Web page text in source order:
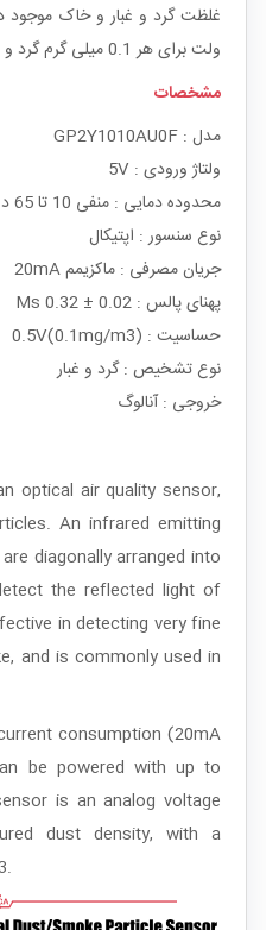
ولت برای هر 0.1 میلی گرم گرد و غبار در متر مکعب است.
مشخصات
مدل : GP2Y1010AU0F
ولتاژ ورودی : 5V
محدوده دمایی : منفی 10 تا 65 درجه سانتیگراد
نوع سنسور : اپتیکال
جریان مصرفی : ماکزیمم 20mA
پهنای پالس : Ms 0.32 ± 0.02
حساسیت : (0.5V(0.1mg/m3
نوع تشخیص : گرد و غبار
خروجی : آنالوگ
optical air quality sensor,
An infrared emitting
diagonally arranged into
the reflected light of
in detecting very fine
and is commonly used in
consumption (20mA
be powered with up to
is an analog voltage
dust density, with a